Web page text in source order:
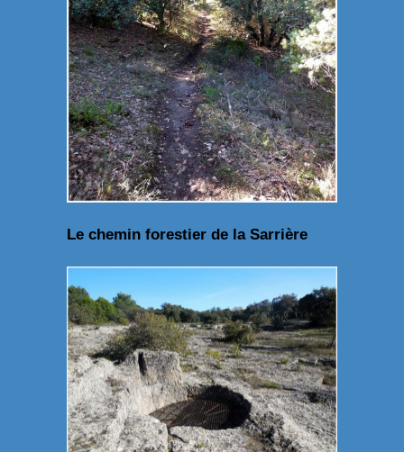
Le chemin forestier de la Sarrière